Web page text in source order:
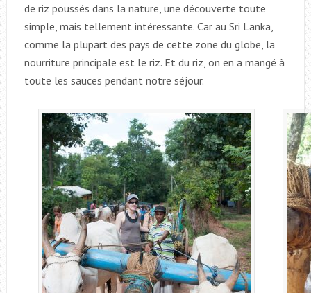
de riz poussés dans la nature, une découverte toute
simple, mais tellement intéressante. Car au Sri Lanka,
comme la plupart des pays de cette zone du globe, la
nourriture principale est le riz. Et du riz, on en a mangé à
toute les sauces pendant notre séjour.